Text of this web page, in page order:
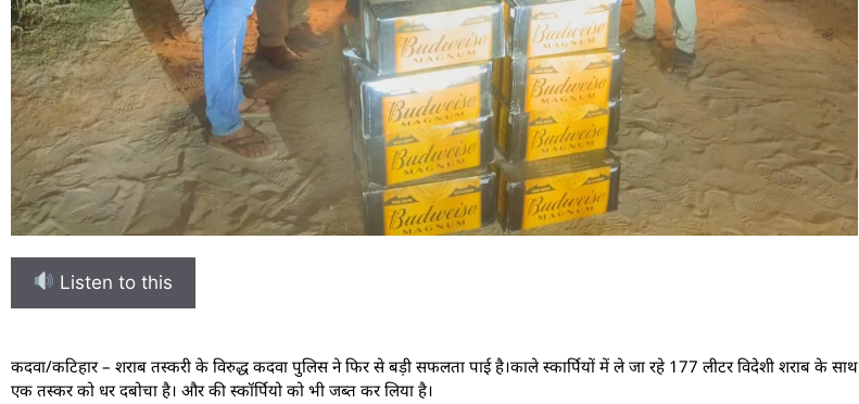
Listen to this
कदवा/कटिहार – शराब तस्करी के विरुद्ध कदवा पुलिस ने फिर से बड़ी सफलता पाई है।काले स्कार्पियों में ले जा रहे 177 लीटर विदेशी शराब के साथ
एक तस्कर को धर दबोचा है। और की स्कॉर्पियो को भी जब्त कर लिया है।